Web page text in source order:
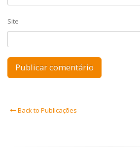
Site
Back to Publicações